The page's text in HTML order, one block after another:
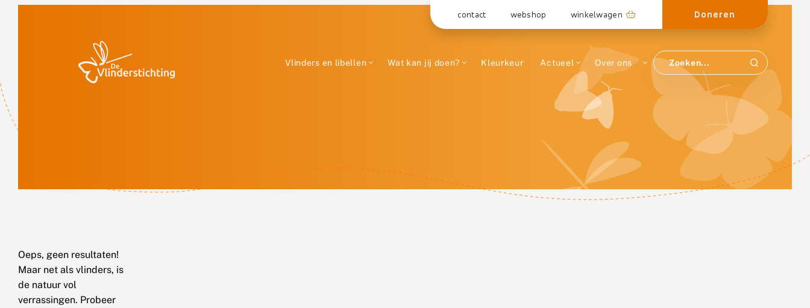
contact webshop winkelwagen Doneren
Vlinders en libellen Wat kan jij doen? Kleurkeur Actueel Over ons
Oeps, geen resultaten!
Maar net als vlinders, is
de natuur vol
verrassingen. Probeer